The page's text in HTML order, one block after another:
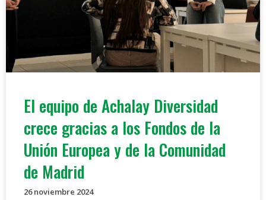
El equipo de Achalay Diversidad
crece gracias a los Fondos de la
Unión Europea y de la Comunidad
de Madrid
26 noviembre 2024